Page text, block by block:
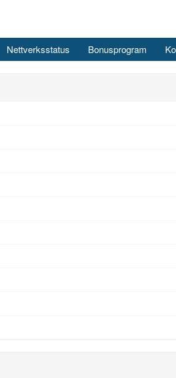
Nettverksstatus Bonusprogram